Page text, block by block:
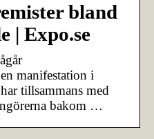
bland
| Expo.se
manifestation i
tillsammans med
bakom …